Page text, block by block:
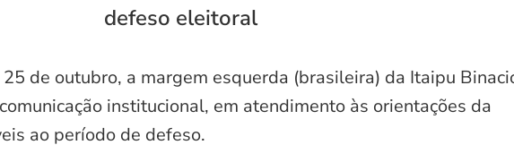
defeso eleitoral
de outubro, a margem esquerda (brasileira) da Itaipu
institucional, em atendimento às orientações da
ao período de defeso.